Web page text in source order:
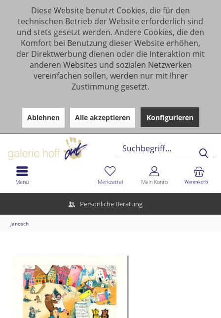
Diese Website benutzt Cookies, die für den
technischen Betrieb der Website erforderlich sind
und stets gesetzt werden. Andere Cookies, die den
Komfort bei Benutzung dieser Website erhöhen,
der Direktwerbung dienen oder die Interaktion mit
anderen Websites und sozialen Netzwerken
vereinfachen sollen, werden nur mit Ihrer
Zustimmung gesetzt.
Ablehnen Alle akzeptieren Konfigurieren
Persönliche Beratung
Warenkorb
Merkzettel Mein Konto
Menü
Janosch